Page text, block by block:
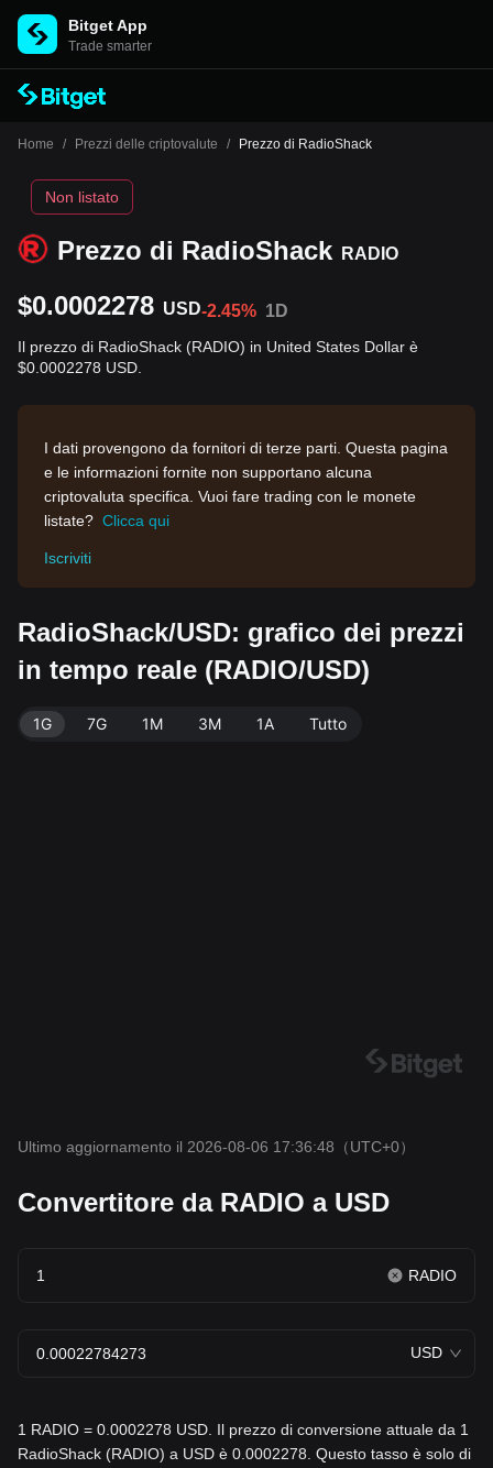
Bitget App
Trade smarter
Home / Prezzi delle criptovalute / Prezzo di RadioShack
Prezzo di RadioShack RADIO
Non listato
$0.0002278 USD-2.45% 1D
Il prezzo di RadioShack (RADIO) in United States Dollar è
$0.0002278 USD.
I dati provengono da fornitori di terze parti. Questa pagina
e le informazioni fornite non supportano alcuna
criptovaluta specifica. Vuoi fare trading con le monete
listate? Clicca qui
Iscriviti
RadioShack/USD: grafico dei prezzi
in tempo reale (RADIO/USD)
1G 7G 1M 3M 1A Tutto
Ultimo aggiornamento il 2026-08-06 17:36:48 （UTC+0）
Convertitore da RADIO a USD
RADIO
USD
1 RADIO = 0.0002278 USD. Il prezzo di conversione attuale da 1
RadioShack (RADIO) a USD è 0.0002278. Questo tasso è solo di